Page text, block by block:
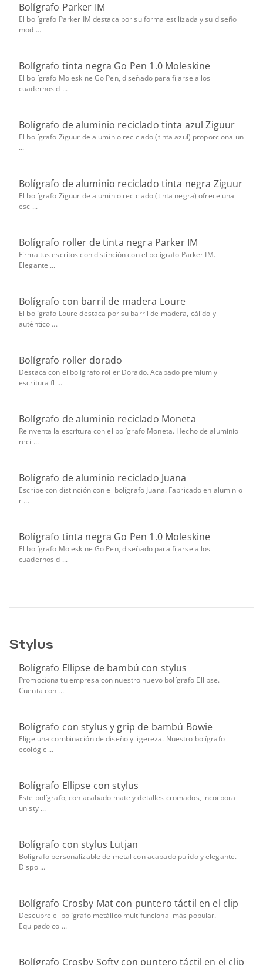
Bolígrafo Parker IM
El bolígrafo Parker IM destaca por su forma estilizada y su diseño
mod ...
Bolígrafo tinta negra Go Pen 1.0 Moleskine
El bolígrafo Moleskine Go Pen, diseñado para fijarse a los
cuadernos d ...
Bolígrafo de aluminio reciclado tinta azul Ziguur
El bolígrafo Ziguur de aluminio reciclado (tinta azul) proporciona un
...
Bolígrafo de aluminio reciclado tinta negra Ziguur
El bolígrafo Ziguur de aluminio reciclado (tinta negra) ofrece una
esc ...
Bolígrafo roller de tinta negra Parker IM
Firma tus escritos con distinción con el bolígrafo Parker IM.
Elegante ...
Bolígrafo con barril de madera Loure
El bolígrafo Loure destaca por su barril de madera, cálido y
auténtico ...
Bolígrafo roller dorado
Destaca con el bolígrafo roller Dorado. Acabado premium y
escritura fl ...
Bolígrafo de aluminio reciclado Moneta
Reinventa la escritura con el bolígrafo Moneta. Hecho de aluminio
reci ...
Bolígrafo de aluminio reciclado Juana
Escribe con distinción con el bolígrafo Juana. Fabricado en aluminio
r ...
Bolígrafo tinta negra Go Pen 1.0 Moleskine
El bolígrafo Moleskine Go Pen, diseñado para fijarse a los
cuadernos d ...
Stylus
Bolígrafo Ellipse de bambú con stylus
Promociona tu empresa con nuestro nuevo bolígrafo Ellipse.
Cuenta con ...
Bolígrafo con stylus y grip de bambú Bowie
Elige una combinación de diseño y ligereza. Nuestro bolígrafo
ecológic ...
Bolígrafo Ellipse con stylus
Este bolígrafo, con acabado mate y detalles cromados, incorpora
un sty ...
Bolígrafo con stylus Lutjan
Bolígrafo personalizable de metal con acabado pulido y elegante.
Dispo ...
Bolígrafo Crosby Mat con puntero táctil en el clip
Descubre el bolígrafo metálico multifuncional más popular.
Equipado co ...
Bolígrafo Crosby Softy con puntero táctil en el clip